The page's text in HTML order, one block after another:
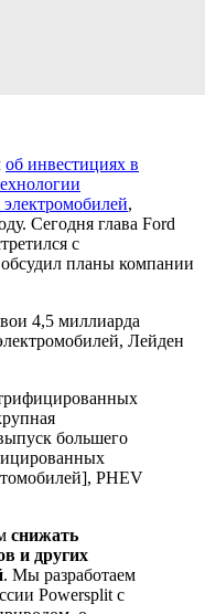
об инвестициях в
,
Сегодня глава Ford
с
планы компании
4,5 миллиарда
Лейден
большего
PHEV
снижать
и других
. Мы разработаем
Powersplit с